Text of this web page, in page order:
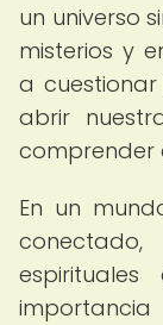
un universo
misterios y
a
abrir
comprender
En un